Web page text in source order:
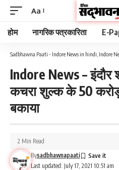
Aa
होम नागरिक पत्रकारिता E-
Sadbhawna Paati - Indore News in hindi, Indore
Indore News – इंदौर
कचरा शुल्क के 50
बकाया
Last updated: July 17, 2021 10:51 am
Bysadbhawnapaati
2 Min Read